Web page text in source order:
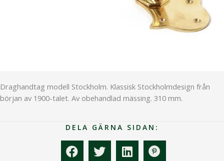
Draghandtag modell Stockholm. Klassisk Stockholmdesign från
början av 1900-talet. Av obehandlad mässing. 310 mm.
DELA GÄRNA SIDAN: